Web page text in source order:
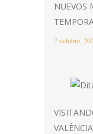
NUEVOS
7 octubre,